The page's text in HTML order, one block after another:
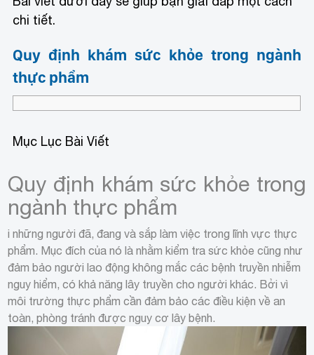
chi tiết.
Quy định khám sức khỏe trong ngành
thực phẩm
Mục Lục Bài Viết
Quy định khám sức khỏe trong
ngành thực phẩm
i những người đã, đang và sắp làm việc trong lĩnh vực thực
phẩm. Mục đích của nó là nhằm kiểm tra sức khỏe cũng như
đảm bảo người lao động không mắc các bệnh truyền nhiễm
nguy hiểm, có khả năng lây truyền cho người khác. Bởi vì
môi trường thực phẩm cần đảm bảo các điều kiện về an
toàn, phòng tránh được nguy cơ lây bệnh.